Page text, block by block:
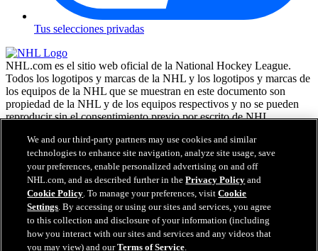
Tus selecciones privadas
NHL.com es el sitio web oficial de la National Hockey League.
Todos los logotipos y marcas de la NHL y los logotipos y marcas de
los equipos de la NHL que se muestran en este documento son
propiedad de la NHL y de los equipos respectivos y no se pueden
reproducir sin el consentimiento previo por escrito de NHL
las camisetas de los equipos de la NHL, personalizadas con los
nombres y números de los jugadores, tienen licencia oficial de la
NHL y la NHLPA. La marca denominativa Zamboni y la
configuración de la máquina reparadora de hielo Zamboni son
marcas comerciales registradas de Frank J. Zamboni & Co., Inc. (c)
Frank J. Zamboni & Co., Inc. 2026. Todos los derechos reservados.
Cualquier otra marca comercial o copyright de terceros, es
propiedad de sus respectivos dueños. Reservados todos los
derechos.
We and our third-party partners may use cookies and similar
technologies to enhance site navigation, analyze site usage, save
your preferences, enable personalized advertising on and off
NHL.com, and as described further in thePrivacy Policy and
Cookie Policy. To manage your preferences, visitCookie
Settings. By accessing or using our sites and services, you agree
to this collection and disclosure of your information (including
how you interact with our sites and services and any videos that
you may view) and ourTerms of Service.